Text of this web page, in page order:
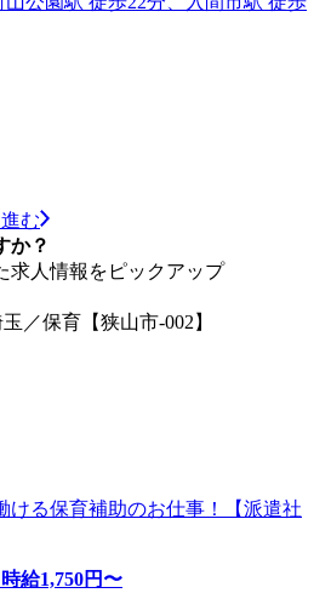
む
か？
求人情報をピックアップ
／保育【狭山市-002】
ける保育補助のお仕事！【派遣社
時給1,750円〜